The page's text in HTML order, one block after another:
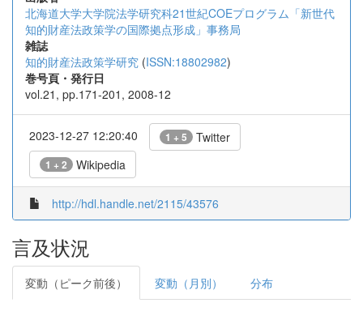
北海道大学大学院法学研究科21世紀COEプログラム「新世代
知的財産法政策学の国際拠点形成」事務局
雑誌
知的財産法政策学研究 (ISSN:18802982)
巻号頁・発行日
vol.21, pp.171-201, 2008-12
2023-12-27 12:20:40 1 + 5 Twitter
1 + 2 Wikipedia
http://hdl.handle.net/2115/43576
言及状況
変動（ピーク前後） 変動（月別） 分布